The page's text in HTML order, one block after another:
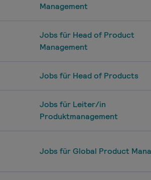
Management
Jobs für Head of Product
Management
Jobs für Head of Products
Jobs für Leiter/in
Produktmanagement
Jobs für Global Product